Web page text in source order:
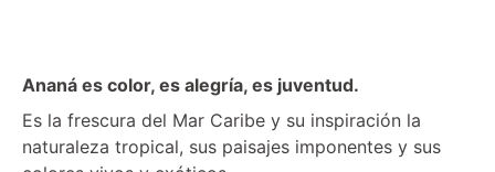
Ananá es color, es alegría, es juventud.
Es la frescura del Mar Caribe y su inspiración la
naturaleza tropical, sus paisajes imponentes y sus